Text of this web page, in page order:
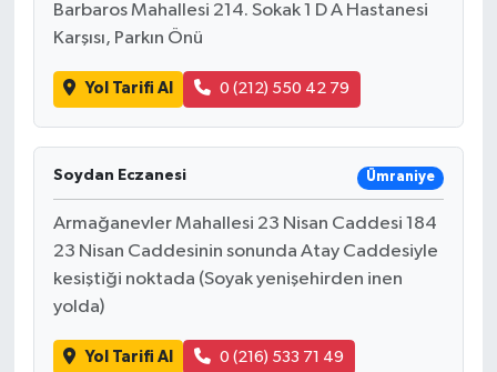
Barbaros Mahallesi 214. Sokak 1 D A Hastanesi
Karşısı, Parkın Önü
Yol Tarifi Al 0 (212) 550 42 79
Soydan Eczanesi Ümraniye
Armağanevler Mahallesi 23 Nisan Caddesi 184
23 Nisan Caddesinin sonunda Atay Caddesiyle
kesiştiği noktada (Soyak yenişehirden inen
yolda)
Yol Tarifi Al 0 (216) 533 71 49